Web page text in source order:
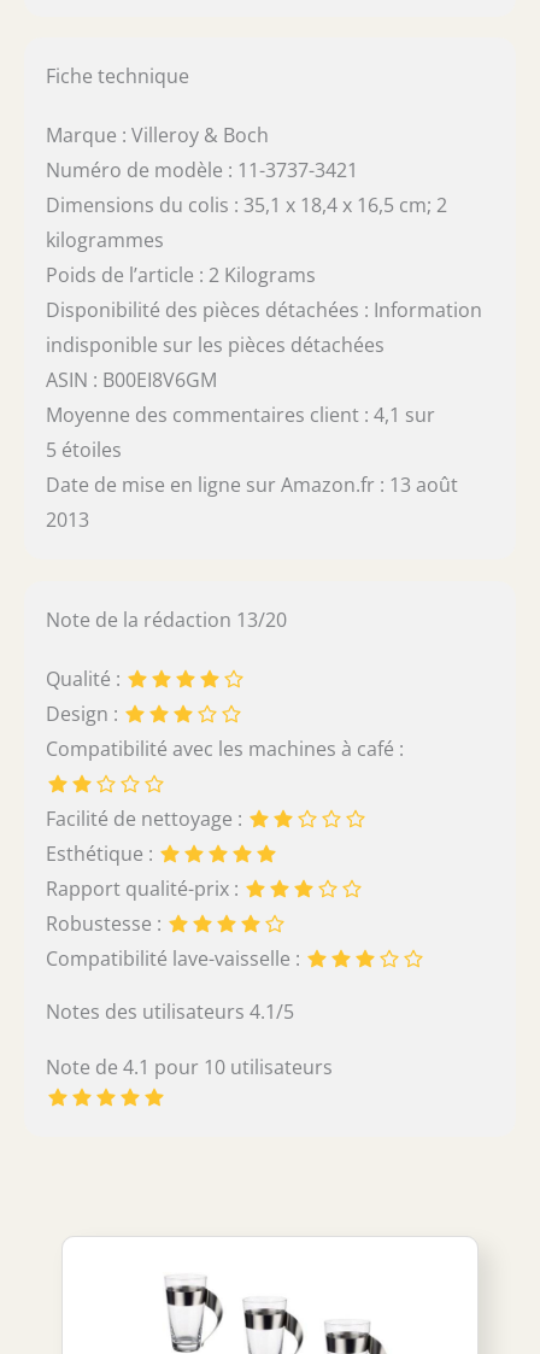
Fiche technique
Marque : Villeroy & Boch
Numéro de modèle : 11-3737-3421
Dimensions du colis : 35,1 x 18,4 x 16,5 cm; 2
kilogrammes
Poids de l’article : 2 Kilograms
Disponibilité des pièces détachées : Information
indisponible sur les pièces détachées
ASIN : B00EI8V6GM
Moyenne des commentaires client : 4,1 sur
5 étoiles
Date de mise en ligne sur Amazon.fr : 13 août
2013
Note de la rédaction 13/20
Qualité :
Design :
Compatibilité avec les machines à café :
Facilité de nettoyage :
Esthétique :
Rapport qualité-prix :
Robustesse :
Compatibilité lave-vaisselle :
Notes des utilisateurs 4.1/5
Note de 4.1 pour 10 utilisateurs